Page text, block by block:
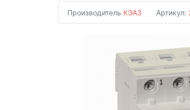
Производитель КЭАЗ Артикул: